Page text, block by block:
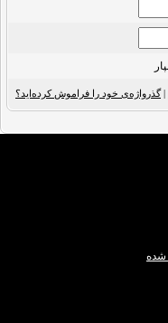
|گذرواژه‌ی خود را فراموش کرده‌اید؟
شده